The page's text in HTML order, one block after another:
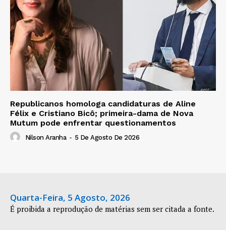
Republicanos homologa candidaturas de Aline
Félix e Cristiano Bicô; primeira-dama de Nova
Mutum pode enfrentar questionamentos
Nilson Aranha - 5 De Agosto De 2026
Quarta-Feira, 5 Agosto, 2026
É proibida a reprodução de matérias sem ser citada a fonte.